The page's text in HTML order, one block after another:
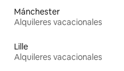
Mánchester
Alquileres vacacionales
Lille
Alquileres vacacionales